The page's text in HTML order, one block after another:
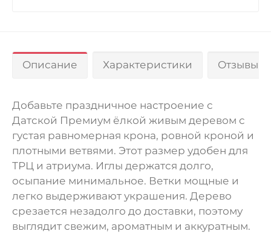
Описание Характеристики Отзывы 0
Добавьте праздничное настроение с
Датской Премиум ёлкой живым деревом с
густая равномерная крона, ровной кроной и
плотными ветвями. Этот размер удобен для
ТРЦ и атриума. Иглы держатся долго,
осыпание минимальное. Ветки мощные и
легко выдерживают украшения. Дерево
срезается незадолго до доставки, поэтому
выглядит свежим, ароматным и аккуратным.